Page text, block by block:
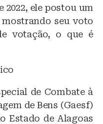
2022, ele postou um
seu voto
votação, o que é
de Combate à
de Bens (Gaesf)
Estado de Alagoas